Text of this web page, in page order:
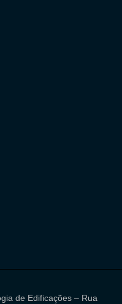
de Edificações – Rua